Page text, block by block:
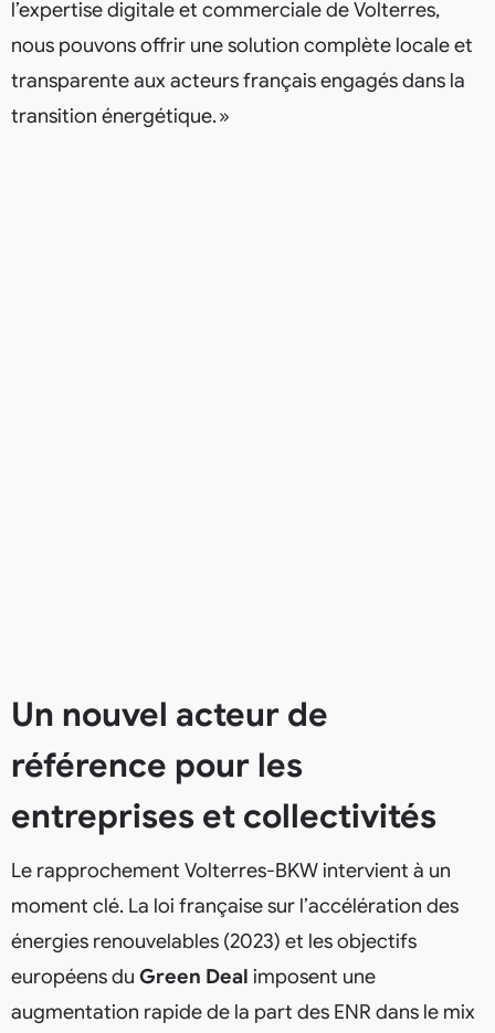
l’expertise digitale et commerciale de Volterres,
nous pouvons offrir une solution complète locale et
transparente aux acteurs français engagés dans la
transition énergétique. »
Un nouvel acteur de
référence pour les
entreprises et collectivités
Le rapprochement Volterres-BKW intervient à un
moment clé. La loi française sur l’accélération des
énergies renouvelables (2023) et les objectifs
européens du Green Deal imposent une
augmentation rapide de la part des ENR dans le mix